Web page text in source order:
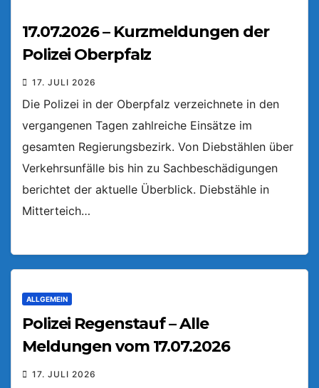
17.07.2026 – Kurzmeldungen der
Polizei Oberpfalz
17. JULI 2026
Die Polizei in der Oberpfalz verzeichnete in den
vergangenen Tagen zahlreiche Einsätze im
gesamten Regierungsbezirk. Von Diebstählen über
Verkehrsunfälle bis hin zu Sachbeschädigungen
berichtet der aktuelle Überblick. Diebstähle in
Mitterteich…
ALLGEMEIN
Polizei Regenstauf – Alle
Meldungen vom 17.07.2026
17. JULI 2026